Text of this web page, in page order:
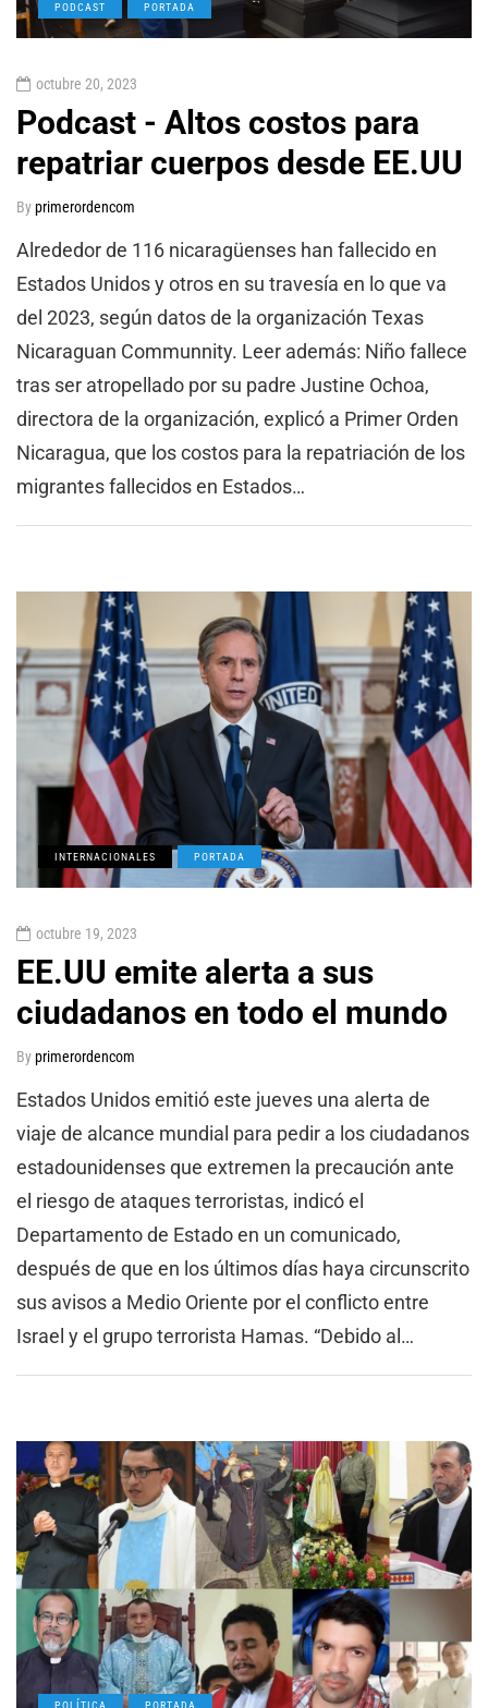
PODCAST PORTADA
octubre 20, 2023
Podcast - Altos costos para
repatriar cuerpos desde EE.UU
Byprimerordencom
Alrededor de 116 nicaragüenses han fallecido en
Estados Unidos y otros en su travesía en lo que va
del 2023, según datos de la organización Texas
Nicaraguan Communnity. Leer además: Niño fallece
tras ser atropellado por su padre Justine Ochoa,
directora de la organización, explicó a Primer Orden
Nicaragua, que los costos para la repatriación de los
migrantes fallecidos en Estados…
INTERNACIONALES PORTADA
octubre 19, 2023
EE.UU emite alerta a sus
ciudadanos en todo el mundo
Byprimerordencom
Estados Unidos emitió este jueves una alerta de
viaje de alcance mundial para pedir a los ciudadanos
estadounidenses que extremen la precaución ante
el riesgo de ataques terroristas, indicó el
Departamento de Estado en un comunicado,
después de que en los últimos días haya circunscrito
sus avisos a Medio Oriente por el conflicto entre
Israel y el grupo terrorista Hamas. “Debido al…
POLÍTICA PORTADA